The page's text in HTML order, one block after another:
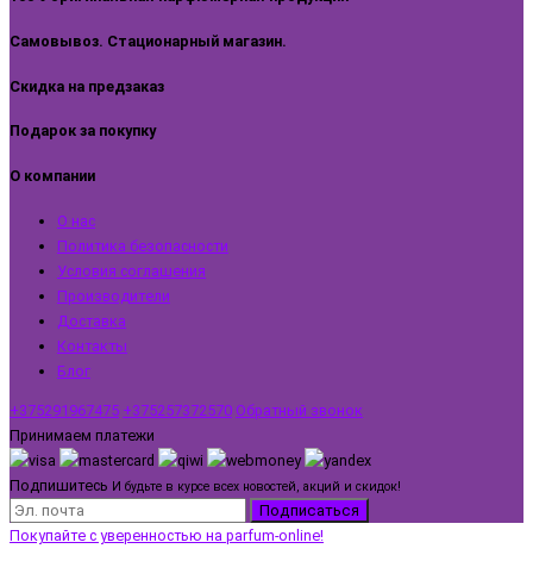
Самовывоз. Стационарный магазин.
Скидка на предзаказ
Подарок за покупку
О компании
О нас
Политика безопасности
Условия соглашения
Производители
Доставка
Контакты
Блог
+375291967475 +375257372570 Обратный звонок
Принимаем платежи
Подпишитесь И будьте в курсе всех новостей, акций и скидок!
Подписаться
Покупайте с уверенностью на parfum-online!